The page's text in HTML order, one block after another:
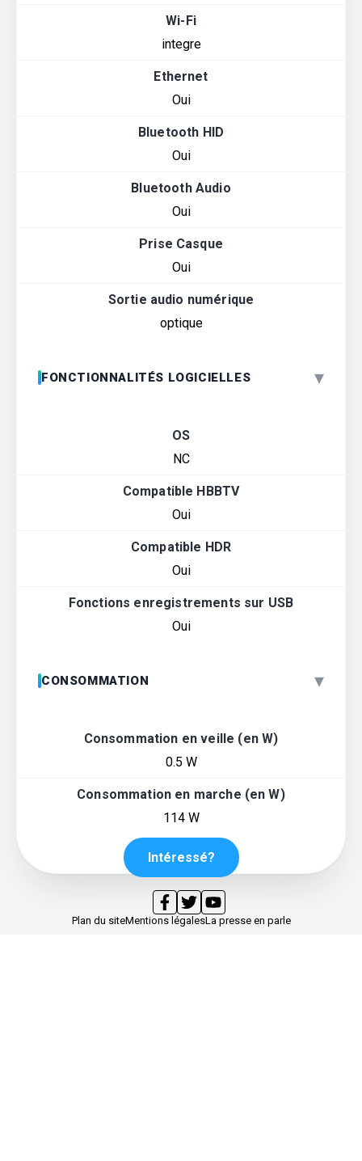
Wi-Fi
integre
Ethernet
Oui
Bluetooth HID
Oui
Bluetooth Audio
Oui
Prise Casque
Oui
Sortie audio numérique
optique
FONCTIONNALITÉS LOGICIELLES ▾
OS
NC
Compatible HBBTV
Oui
Compatible HDR
Oui
Fonctions enregistrements sur USB
Oui
CONSOMMATION ▾
Consommation en veille (en W)
0.5 W
Consommation en marche (en W)
114 W
Intéressé?
Plan du siteMentions légalesLa presse en parle